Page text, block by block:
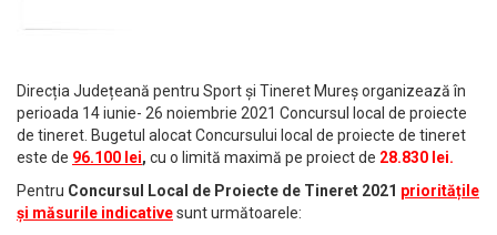
Direcția Județeană pentru Sport și Tineret Mureș organizează în
perioada 14 iunie- 26 noiembrie 2021 Concursul local de proiecte
de tineret. Bugetul alocat Concursului local de proiecte de tineret
este de 96.100 lei, cu o limită maximă pe proiect de 28.830 lei.
Pentru Concursul Local de Proiecte de Tineret 2021 prioritățile
și măsurile indicativesunt următoarele: